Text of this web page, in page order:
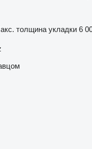
толщина укладки 6